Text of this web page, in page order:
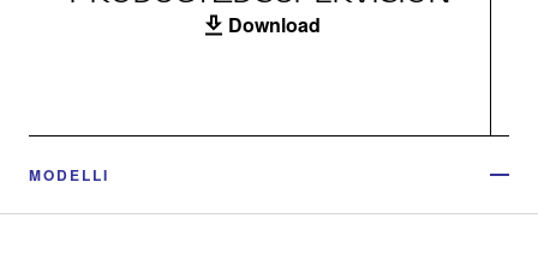
Download
MODELLI